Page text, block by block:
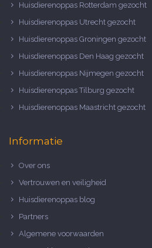
Huisdierenoppas Rotterdam gezocht
Huisdierenoppas Utrecht gezocht
Huisdierenoppas Groningen gezocht
Huisdierenoppas Den Haag gezocht
Huisdierenoppas Nijmegen gezocht
Huisdierenoppas Tilburg gezocht
Huisdierenoppas Maastricht gezocht
Informatie
Over ons
Vertrouwen en veiligheid
Huisdierenoppas blog
Partners
Algemene voorwaarden